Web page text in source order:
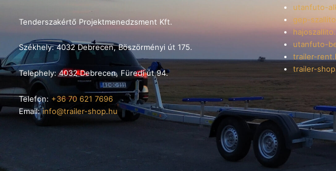
Tenderszakértő Projektmenedzsment Kft.
Székhely: 4032 Debrecen, Böszörményi út 175.
Telephely: 4032 Debrecen, Füredi út 94.
Telefon: +36 70 621 7696
Email:info@trailer-shop.hu
utanfuto-
gep-
utanfuto-
trailer-
trailer-